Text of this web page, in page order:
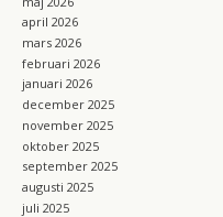
april 2026
mars 2026
februari 2026
januari 2026
december 2025
november 2025
oktober 2025
september 2025
augusti 2025
juli 2025